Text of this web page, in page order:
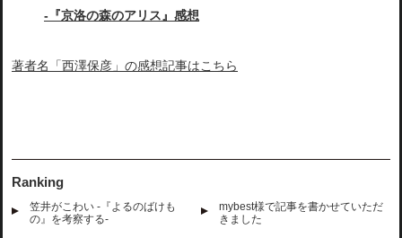
-『京洛の森のアリス』感想
著者名「西澤保彦」の感想記事はこちら
Ranking
笠井がこわい -『よるのばけも
の』を考察する-
mybest様で記事を書かせていただ
きました